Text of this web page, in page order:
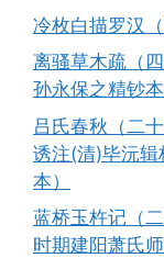
冷枚白描罗汉
离骚草木疏（
孙永保之精钞本
吕氏春秋（二
诱注(清)毕沅
本）
蓝桥玉杵记（
时期建阳萧氏师